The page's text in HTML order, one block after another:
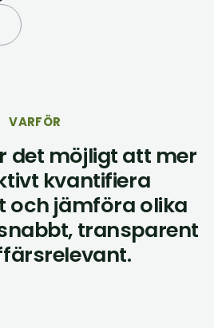
VARFÖR
det möjligt att mer
kvantifiera
och jämföra olika
transparent